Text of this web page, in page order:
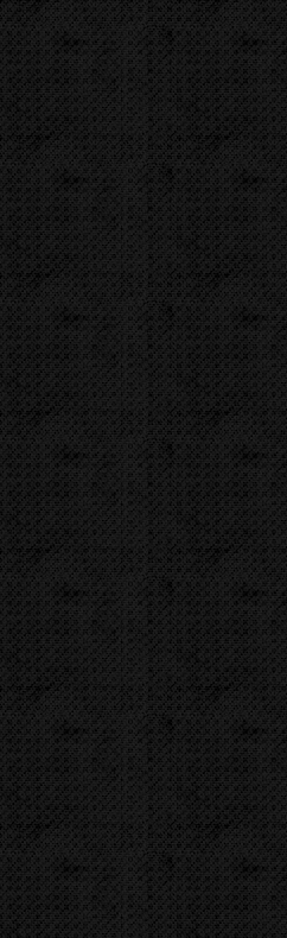
U nás zaplatíte
13 675,00Kč
U nás zaplatíte s DPH
16 546,75 Kč
Dostupnost:
Na dotaz
Množství:
Kód zboží: 000294
Značka:
CBC
Popis
Videa
Zařazení
Komentáře (0)